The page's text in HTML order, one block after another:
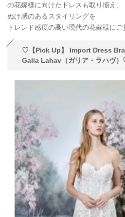
の花嫁様に向けたドレスも取り揃え、
ぬけ感のあるスタイリングを
トレンド感度の高い現代の花嫁様にご
♡【Pick Up】 Import Dress
Galia Lahav（ガリア・ラハヴ